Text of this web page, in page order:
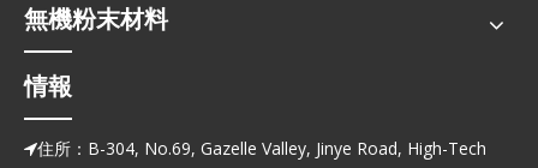
無機粉末材料
情報
住所：B-304, No.69, Gazelle Valley, Jinye Road, High-Tech